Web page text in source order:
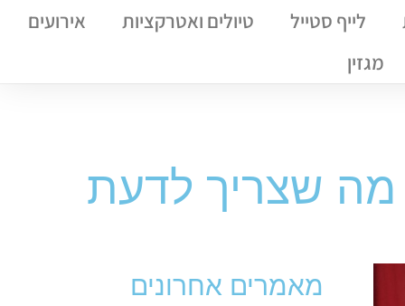
לייף סטייל טיולים ואטרקציות
אירועים
מגזין
שצריך לדעת
מאמרים אחרונים